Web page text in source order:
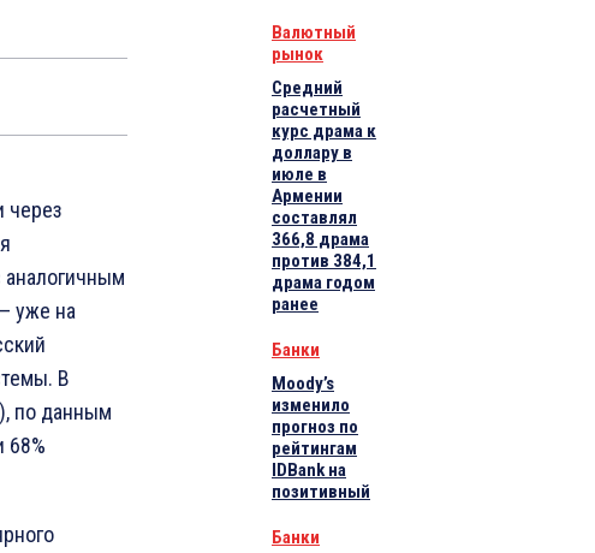
через
аналогичным
уже на
В
по данным
68%
Валютный
рынок
Средний
расчетный
курс драма к
доллару в
июле в
Армении
составлял
366,8 драма
против 384,1
драма годом
ранее
Банки
Moody’s
изменило
прогноз по
рейтингам
IDBank на
позитивный
Банки